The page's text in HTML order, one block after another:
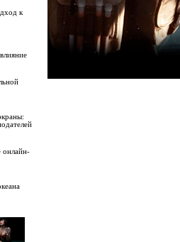
к
онлайн-